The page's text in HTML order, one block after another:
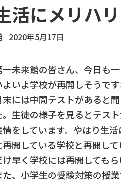
活にメリハ
2020年5月17日
一未来館の皆さん、今日も一
よいよ学校が再開しそうで
末には中間テストがあると
。生徒の様子を見るとテス
情をしています。やはり生
再開している学校と再開し
け早く学校には再開しても
た、小学生の受験対策の授